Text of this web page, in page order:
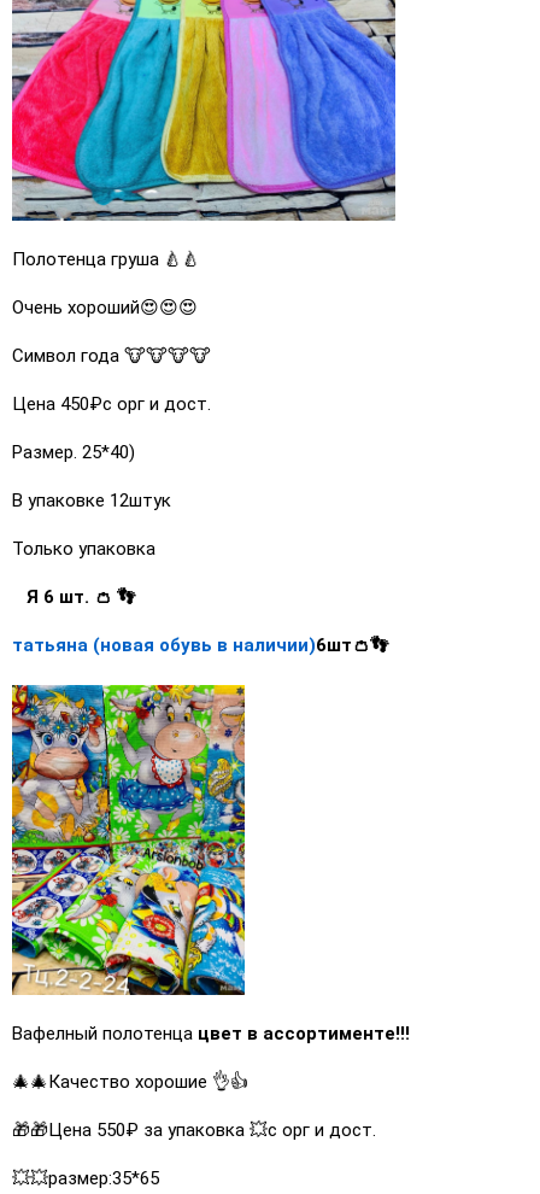
Полотенца груша 🍐🍐
Очень хороший😍😍😍
Символ года 🐮🐮🐮🐮
Цена 450₽с орг и дост.
Размер. 25*40)
В упаковке 12штук
Только упаковка
Я 6 шт. 👛 👣
татьяна (новая обувь в наличии)6шт👛👣
Вафелный полотенца цвет в ассортименте!!!
🎄🎄Качество хорошие 👌👍
🎁🎁Цена 550₽ за упаковка 💥с орг и дост.
💥💥размер:35*65